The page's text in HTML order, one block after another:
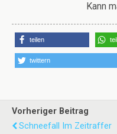
Kann
teilen
twittern
Vorheriger Beitrag
Schneefall Im Zeitraffer